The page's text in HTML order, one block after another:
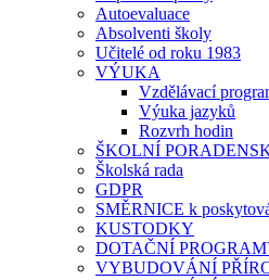
Autoevaluace
Absolventi školy
Učitelé od roku 1983
VÝUKA
Vzdělávací
Výuka jazyků
Rozvrh hodin
ŠKOLNÍ
Školská rada
GDPR
SMĚRNICE k
KUSTODKY
DOTAČNÍ
VYBUDOVÁNÍ